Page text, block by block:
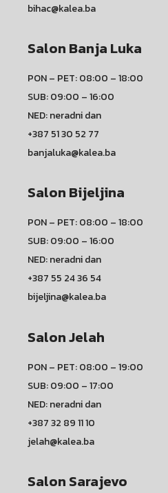
bihac@kalea.ba
Salon Banja Luka
PON – PET: 08:00 – 18:00
SUB: 09:00 – 16:00
NED: neradni dan
+387 51 30 52 77
banjaluka@kalea.ba
Salon Bijeljina
PON – PET: 08:00 – 18:00
SUB: 09:00 – 16:00
NED: neradni dan
+387 55 24 36 54
bijeljina@kalea.ba
Salon Jelah
PON – PET: 08:00 – 19:00
SUB: 09:00 – 17:00
NED: neradni dan
+387 32 89 11 10
jelah@kalea.ba
Salon Sarajevo